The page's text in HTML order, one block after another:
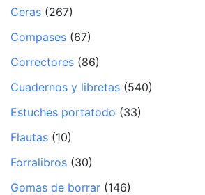
Ceras (267)
Compases (67)
Correctores (86)
Cuadernos y libretas (540)
Estuches portatodo (33)
Flautas (10)
Forralibros (30)
Gomas de borrar (146)